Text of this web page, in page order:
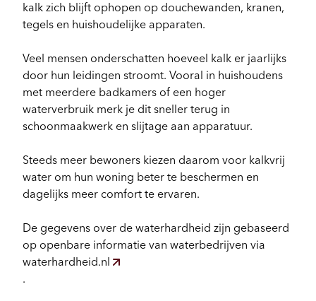
kalk zich blijft ophopen op douchewanden, kranen,
tegels en huishoudelijke apparaten.
Veel mensen onderschatten hoeveel kalk er jaarlijks
door hun leidingen stroomt. Vooral in huishoudens
met meerdere badkamers of een hoger
waterverbruik merk je dit sneller terug in
schoonmaakwerk en slijtage aan apparatuur.
Steeds meer bewoners kiezen daarom voor kalkvrij
water om hun woning beter te beschermen en
dagelijks meer comfort te ervaren.
De gegevens over de waterhardheid zijn gebaseerd
op openbare informatie van waterbedrijven via
waterhardheid.nl
.